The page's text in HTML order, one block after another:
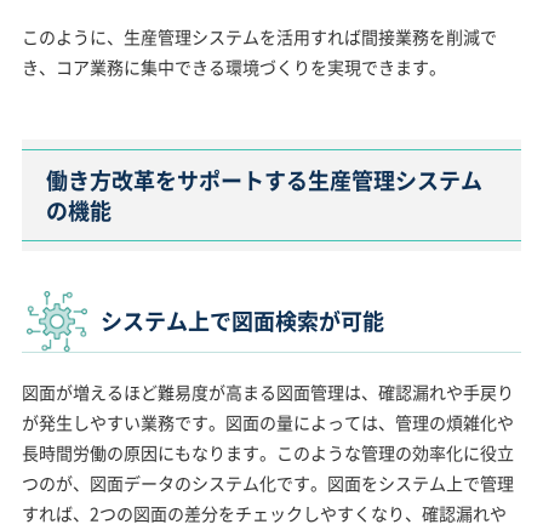
このように、生産管理システムを活用すれば間接業務を削減で
き、コア業務に集中できる環境づくりを実現できます。
働き方改革をサポートする生産管理システム
の機能
システム上で図面検索が可能
図面が増えるほど難易度が高まる図面管理は、確認漏れや手戻り
が発生しやすい業務です。図面の量によっては、管理の煩雑化や
長時間労働の原因にもなります。このような管理の効率化に役立
つのが、図面データのシステム化です。図面をシステム上で管理
すれば、2つの図面の差分をチェックしやすくなり、確認漏れや